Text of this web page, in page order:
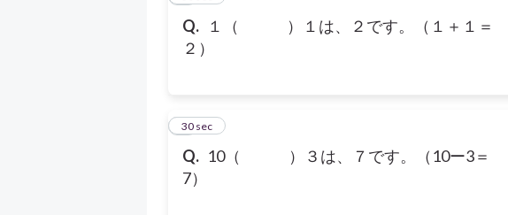
Q.
１（ ）１は、２です。（１＋１＝
２）
Q. 10（ ）３は、７です。（10ー3＝
7）
4
30 sec